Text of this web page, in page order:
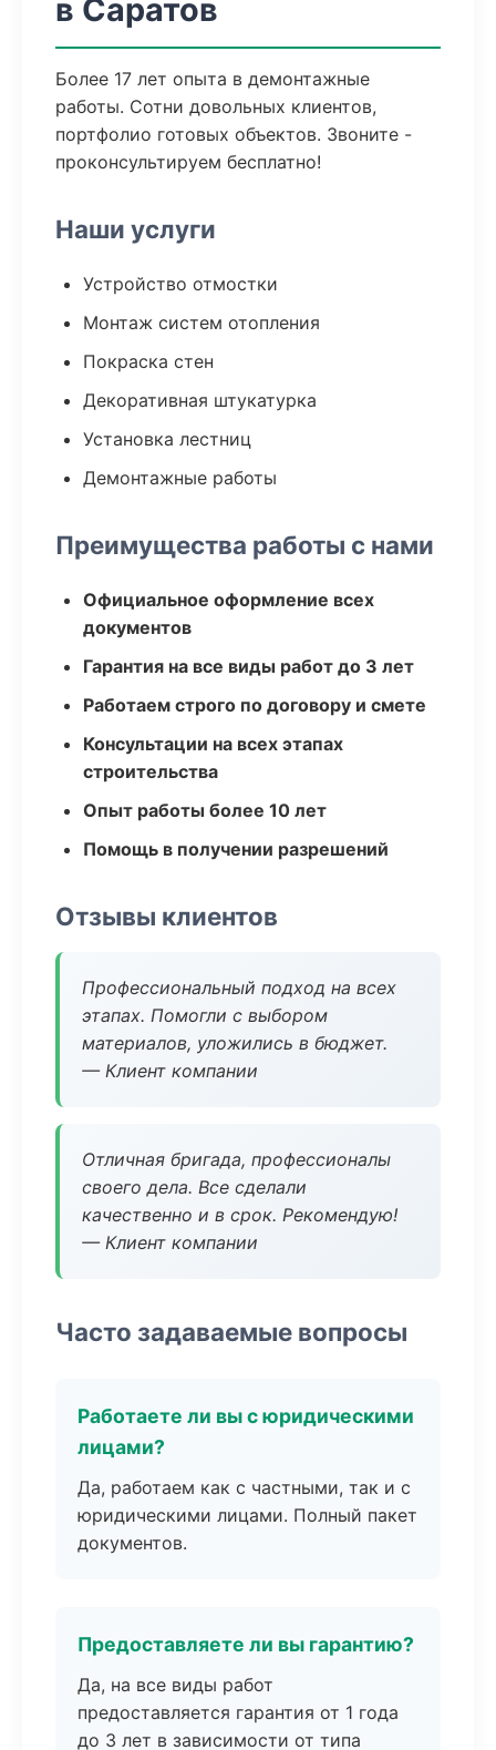
в Саратов
Более 17 лет опыта в демонтажные
работы. Сотни довольных клиентов,
портфолио готовых объектов. Звоните -
проконсультируем бесплатно!
Наши услуги
Устройство отмостки
Монтаж систем отопления
Покраска стен
Декоративная штукатурка
Установка лестниц
Демонтажные работы
Преимущества работы с нами
Официальное оформление всех
документов
Гарантия на все виды работ до 3 лет
Работаем строго по договору и смете
Консультации на всех этапах
строительства
Опыт работы более 10 лет
Помощь в получении разрешений
Отзывы клиентов
Профессиональный подход на всех
этапах. Помогли с выбором
материалов, уложились в бюджет.
— Клиент компании
Отличная бригада, профессионалы
своего дела. Все сделали
качественно и в срок. Рекомендую!
— Клиент компании
Часто задаваемые вопросы
Работаете ли вы с юридическими
лицами?
Да, работаем как с частными, так и с
юридическими лицами. Полный пакет
документов.
Предоставляете ли вы гарантию?
Да, на все виды работ
предоставляется гарантия от 1 года
до 3 лет в зависимости от типа